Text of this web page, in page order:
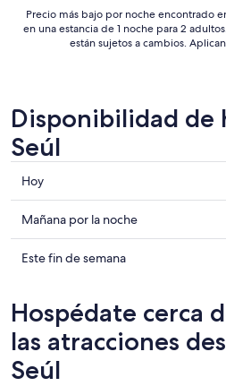
Precio más bajo por noche encontrado
en una estancia de 1 noche para 2
están sujetos a cambios.
Disponibilidad de
Seúl
Consultar
precios
en
Seúl
para
ago
8
ago
Hoy
Consultar
precios
en
mañana
la
noche,
Mañana por la noche
Consultar
Seúl
para
este
fin
Este fin de semana
Hospédate cerca
las atracciones
Seúl